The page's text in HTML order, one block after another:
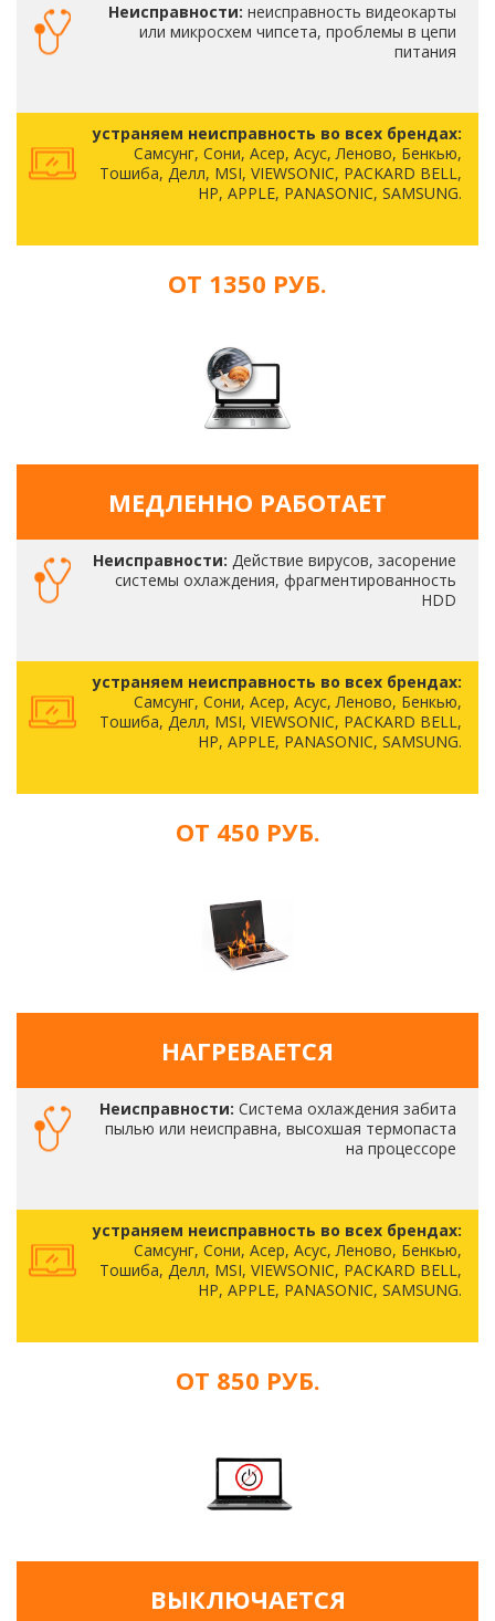
Неисправности: неисправность видеокарты
или микросхем чипсета, проблемы в цепи
питания
устраняем неисправность во всех брендах:
Самсунг, Сони, Асер, Асус, Леново, Бенкью,
Тошиба, Делл, MSI, VIEWSONIC, PACKARD BELL,
HP, APPLE, PANASONIC, SAMSUNG.
ОТ 1350 РУБ.
МЕДЛЕННО РАБОТАЕТ
Неисправности: Действие вирусов, засорение
системы охлаждения, фрагментированность
HDD
устраняем неисправность во всех брендах:
Самсунг, Сони, Асер, Асус, Леново, Бенкью,
Тошиба, Делл, MSI, VIEWSONIC, PACKARD BELL,
HP, APPLE, PANASONIC, SAMSUNG.
ОТ 450 РУБ.
НАГРЕВАЕТСЯ
Неисправности: Система охлаждения забита
пылью или неисправна, высохшая термопаста
на процессоре
устраняем неисправность во всех брендах:
Самсунг, Сони, Асер, Асус, Леново, Бенкью,
Тошиба, Делл, MSI, VIEWSONIC, PACKARD BELL,
HP, APPLE, PANASONIC, SAMSUNG.
ОТ 850 РУБ.
ВЫКЛЮЧАЕТСЯ